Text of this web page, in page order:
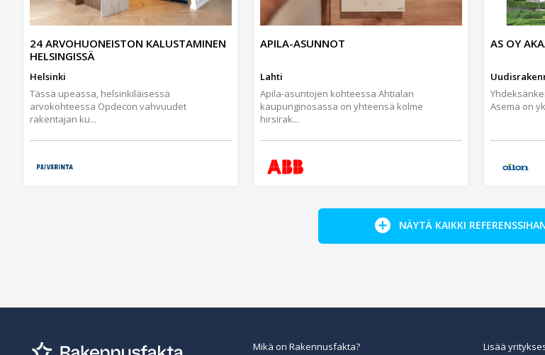
24 ARVOHUONEISTON KALUSTAMINEN
HELSINGISSÄ
Helsinki
Tässä upeassa, helsinkiläisessä
arvokohteessa Opdecon vahvuudet
rakentajan ku...
APILA-ASUNNOT
Lahti
Apila-asuntojen kohteessa Ahtialan
kaupunginosassa on yhteensä kolme
hirsirak...
AS OY
Asema on
NÄYTÄ KAIKKI
Mikä on Rakennusfakta? Lisää